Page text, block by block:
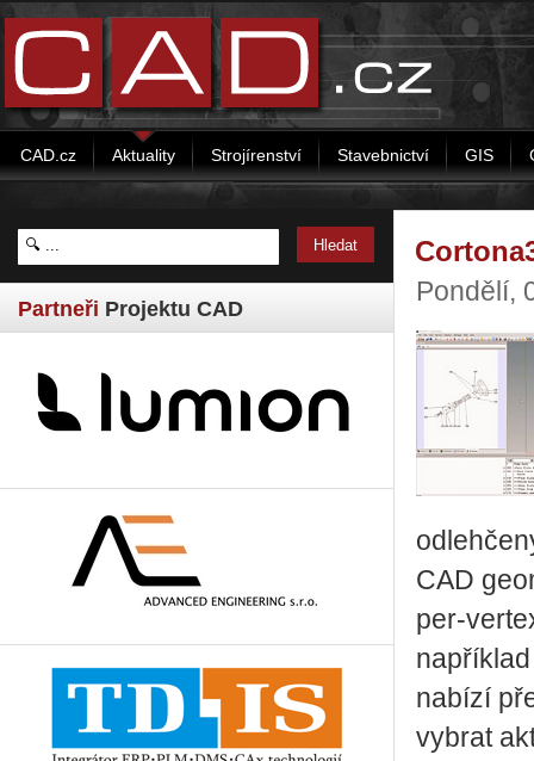
CAD.cz Aktuality Strojírenství Stavebnictví GIS
Partneři Projektu CAD
Pondělí,
CAD
per-
nabízí
vybrat